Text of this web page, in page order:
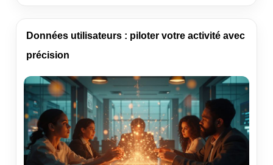
des étudiants, collaborations en entreprise,
recrutements – pour livrer un classement des 10
Données utilisateurs : piloter votre activité avec
précision